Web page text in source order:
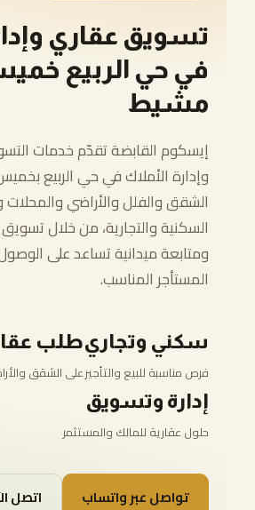
تسويق عقاري
في حي الربيع
مشيط
إيسكوم القابضة تقدّم خدمات
وإدارة الأملاك في حي الربيع
الشقق والفلل والأراضي والمحلات
السكنية والتجارية، من خلال
ومتابعة ميدانية تساعد على
المستأجر المناسب.
سكني وتجاري
فرص مناسبة للبيع والتأجير
طلب
على الشقق
إدارة وتسويق
حلول عقارية للمالك والمستثمر
تواصل عبر واتساب اتصل